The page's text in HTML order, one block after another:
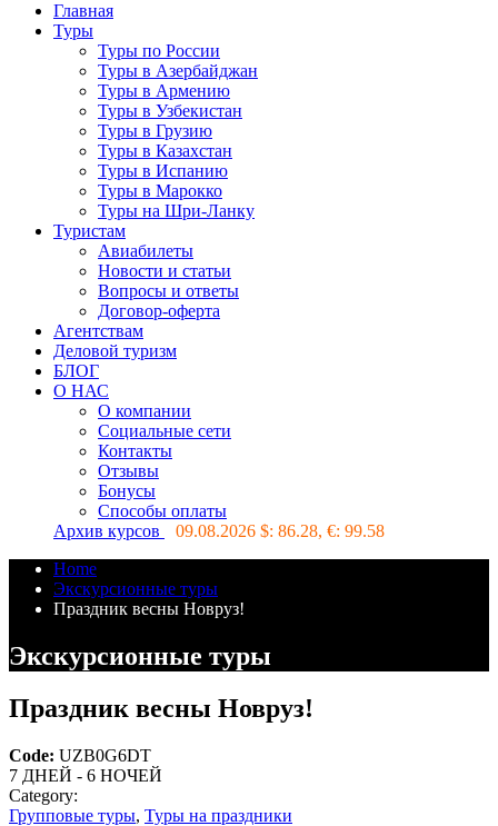
Главная
Туры
Туры по России
Туры в Азербайджан
Туры в Армению
Туры в Узбекистан
Туры в Грузию
Туры в Казахстан
Туры в Испанию
Туры в Марокко
Туры на Шри-Ланку
Туристам
Авиабилеты
Новости и статьи
Вопросы и ответы
Договор-оферта
Агентствам
Деловой туризм
БЛОГ
О НАС
О компании
Социальные сети
Контакты
Отзывы
Бонусы
Способы оплаты
Архив курсов
09.08.2026 $: 86.28, €: 99.58
Home
Экскурсионные туры
Праздник весны Новруз!
Экскурсионные туры
Праздник весны Новруз!
Code: UZB0G6DT
7 ДНЕЙ - 6 НОЧЕЙ
Category:
Групповые туры, Туры на праздники